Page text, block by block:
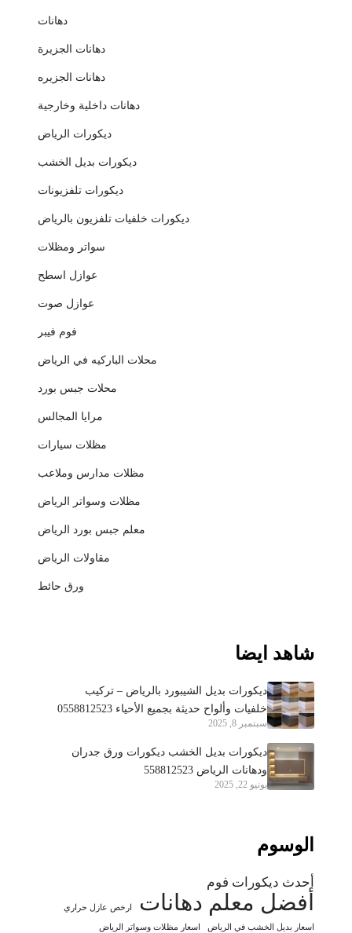
دهانات
دهانات الجزيرة
دهانات الجزيره
دهانات داخلية وخارجية
ديكورات الرياض
ديكورات بديل الخشب
ديكورات تلفزيونات
ديكورات خلفيات تلفزيون بالرياض
سواتر ومظلات
عوازل اسطح
عوازل صوت
فوم فيبر
محلات الباركيه في الرياض
محلات جبس بورد
مرايا المجالس
مظلات سيارات
مظلات مدارس وملاعب
مظلات وسواتر الرياض
معلم جبس بورد الرياض
مقاولات الرياض
ورق حائط
شاهد ايضا
ديكورات بديل الشيبورد بالرياض – تركيب
خلفيات وألواح حديثة بجميع الأحياء 0558812523
سبتمبر 8, 2025
ديكورات بديل الخشب ديكورات ورق جدران
ودهانات الرياض 558812523
يونيو 22, 2025
الوسوم
أحدث ديكورات فوم
أفضل معلم دهانات ارخص عازل حراري
اسعار بديل الخشب في الرياض اسعار مظلات وسواتر الرياض